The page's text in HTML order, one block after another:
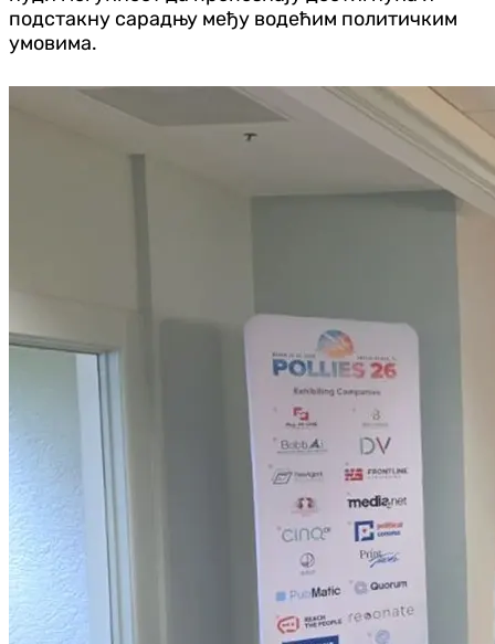
подстакну сарадњу међу водећим политичким
умовима.